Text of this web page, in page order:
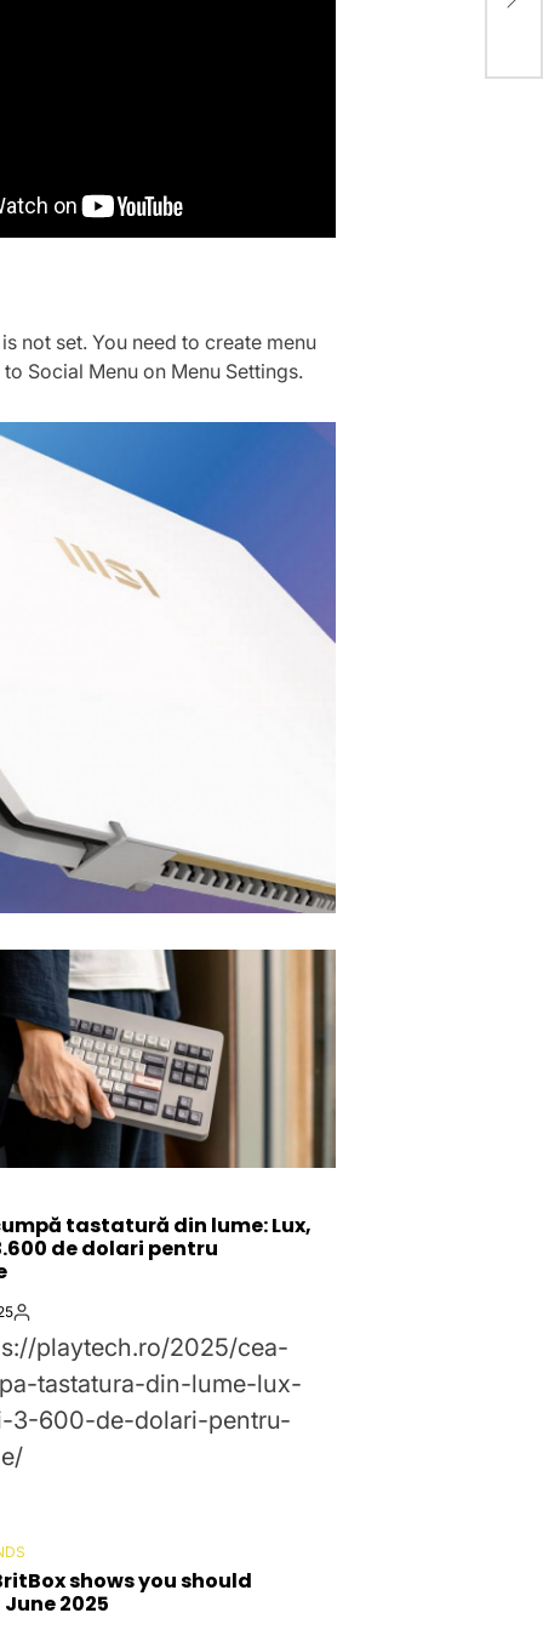
not set. You need to create menu
Social Menu on Menu Settings.
tastatură din lume: Lux,
de dolari pentru
By:
playtech.ro/2025/cea-
tastatura-din-lume-lux-
3-600-de-dolari-pentru-
shows you should
2025